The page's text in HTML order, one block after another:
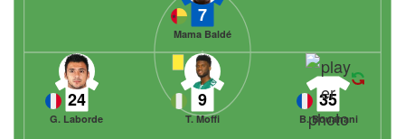
7
Mama Baldé
24
G. Laborde
9
T. Moffi
35
B. Bouanani